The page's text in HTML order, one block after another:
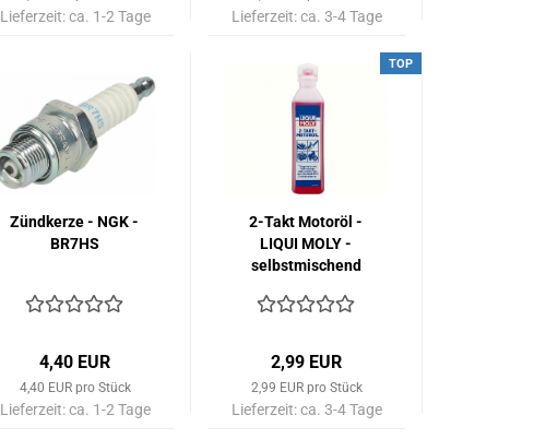
Lieferzeit:ca. 1-2 Tage Lieferzeit:ca. 3-4 Tage
Zündkerze - NGK -
BR7HS
4,40 EUR
4,40 EUR pro Stück
Lieferzeit:ca. 1-2 Tage
TOP
2-Takt Motoröl -
LIQUI MOLY -
selbstmischend
2,99 EUR
2,99 EUR pro Stück
Lieferzeit:ca. 3-4 Tage